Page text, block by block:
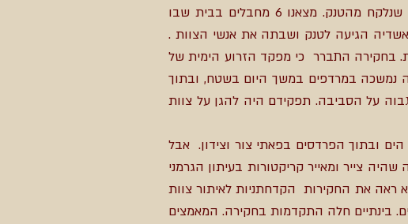
מסוקים. חקירה מידית העלתה כי נתגלה מקלע ישראלי בתחומי העיר צור, שהתאים לכלי הנשק שנלקח מהטנק. מצאנו 6 מחבלים בבית שבו
הגיעה לטנק ושבתה את אנשי הצוות .
בחקירה התברר כי מפקד הזרוע הימית של
נמשכה במרדפים במשך היום בשטח, ובתוך
על הסביבה. תפקידם היה להגן על צוות
ובתוך הפרדסים בפאתי צור וצידון. אבל
צייר ומאייר קריקטורות בעיתון הגרמני
את החקירות הקדחתניות לאיתור צוות
בינתיים חלה התקדמות בחקירה. המאמצים